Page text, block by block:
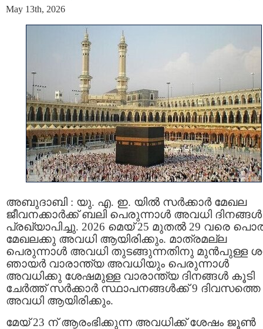
May 13th, 2026
അബുദാബി : യു. എ. ഇ. യിൽ സർക്കാർ മേഖല
ജീവനക്കാർക്ക് ബലി പെരുന്നാൾ അവധി ദിനങ്ങൾ
പ്രഖ്യാപിച്ചു. 2026 മെയ് 25 മുതൽ 29 വരെ
മേഖലക്കു അവധി ആയിരിക്കും. മാത്രമല്ല
പെരുന്നാൾ അവധി തുടങ്ങുന്നതിനു മുൻപുള്ള
ഞായർ വാരാന്ത്യ അവധിയും പെരുന്നാൾ
അവധിക്കു ശേഷമുള്ള വാരാന്ത്യ ദിനങ്ങൾ കൂടി
ചേർത്ത് സർക്കാർ സ്ഥാപനങ്ങൾക്ക് 9 ദിവസത്തെ
അവധി ആയിരിക്കും.
മേയ് 23 ന് ആരംഭിക്കുന്ന അവധിക്ക് ശേഷം ജൂൺ